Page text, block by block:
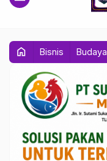
home Bisnis Budaya